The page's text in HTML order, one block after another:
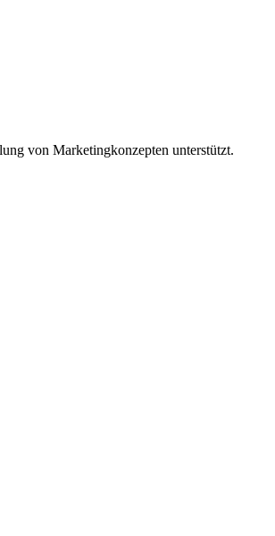
von Marketingkonzepten unterstützt.